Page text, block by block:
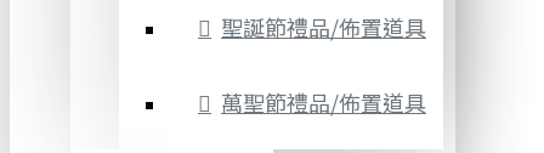
聖誕節禮品/佈置道具
萬聖節禮品/佈置道具